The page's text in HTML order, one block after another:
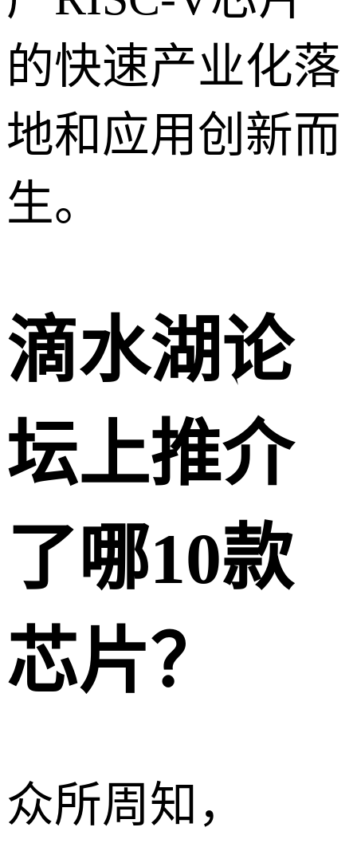
的快速产业化落
地和应用创新而
生。
滴水湖论
坛上推介
了哪10款
芯片？
众所周知，